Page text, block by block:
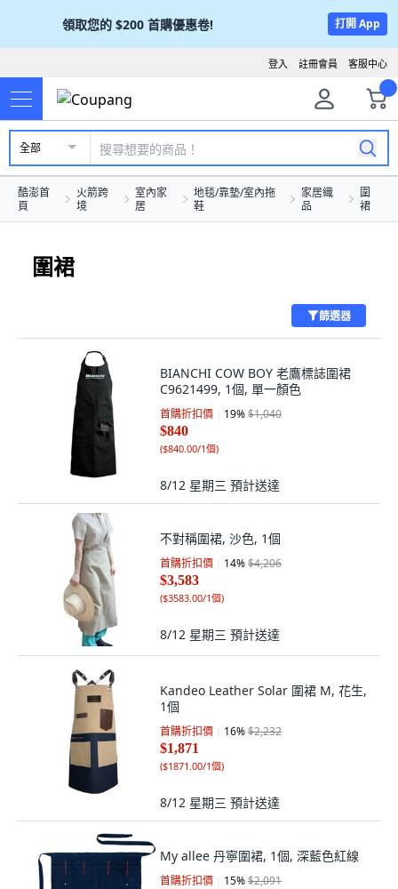
領取您的 $200 首購優惠卷! 打開 App
客服中心
註冊會員
登入
全部
酷澎首
頁
火箭跨
境
室內家
居
地毯/靠墊/室內拖
鞋
家居織
品
圍
裙
圍裙
篩選器
BIANCHI COW BOY 老鷹標誌圍裙
C9621499, 1個, 單一顏色
首購折扣價 19%$1,040
$840
($840.00/1個)
8/12 星期三 預計送達
不對稱圍裙, 沙色, 1個
首購折扣價 14%$4,206
$3,583
($3583.00/1個)
8/12 星期三 預計送達
Kandeo Leather Solar 圍裙 M, 花生,
1個
首購折扣價 16%$2,232
$1,871
($1871.00/1個)
8/12 星期三 預計送達
My allee 丹寧圍裙, 1個, 深藍色紅線
首購折扣價 15%$2,091